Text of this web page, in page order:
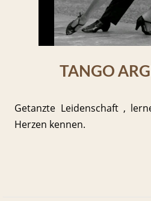
TANGO
Getanzte Leidenschaft ,
Herzen kennen.